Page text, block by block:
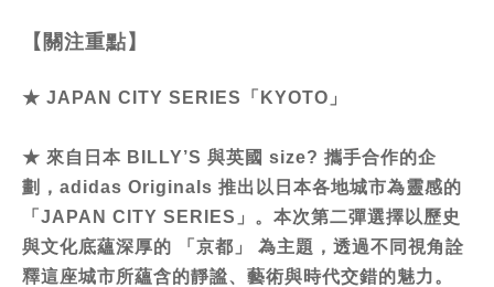
【關注重點】
★ JAPAN CITY SERIES「KYOTO」
★ 來自日本 BILLY’S 與英國 size? 攜手合作的企
劃，adidas Originals 推出以日本各地城市為靈感的
「JAPAN CITY SERIES」。本次第二彈選擇以歷史
與文化底蘊深厚的 「京都」 為主題，透過不同視角詮
釋這座城市所蘊含的靜謐、藝術與時代交錯的魅力。